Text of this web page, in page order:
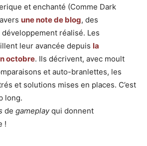
et enchanté (Comme Dark
une note de blog, des
réalisé. Les
leur avancée depuis la
octobre. Ils décrivent, avec moult
et auto-branlettes, les
et solutions mises en places. C’est
long.
de gameplayqui donnent
!